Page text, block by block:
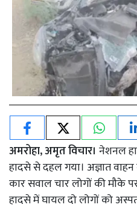
अमरोहा, अमृत विचार। नेशनल
हादसे से दहल गया। अज्ञात
कार सवाल चार लोगों की मौके
हादसे में घायल दो लोगों को